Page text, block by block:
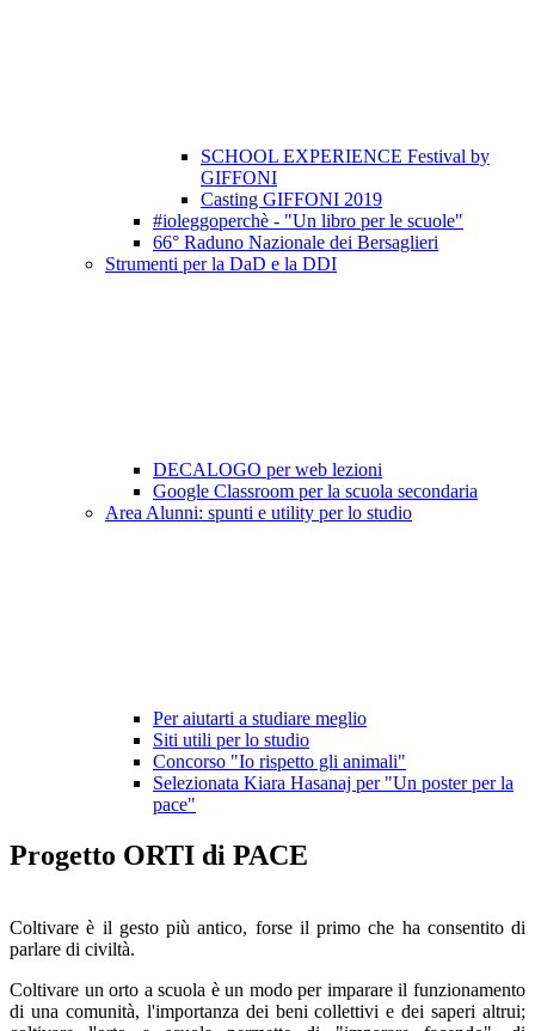
SCHOOL EXPERIENCE Festival by
GIFFONI
Casting GIFFONI 2019
#ioleggoperchè - "Un libro per le scuole"
66° Raduno Nazionale dei Bersaglieri
Strumenti per la DaD e la DDI
DECALOGO per web lezioni
Google Classroom per la scuola secondaria
Area Alunni: spunti e utility per lo studio
Per aiutarti a studiare meglio
Siti utili per lo studio
Concorso "Io rispetto gli animali"
Selezionata Kiara Hasanaj per "Un poster per la
pace"
Progetto ORTI di PACE
Coltivare è il gesto più antico, forse il primo che ha consentito di
parlare di civiltà.
Coltivare un orto a scuola è un modo per imparare il funzionamento
di una comunità, l'importanza dei beni collettivi e dei saperi altrui;